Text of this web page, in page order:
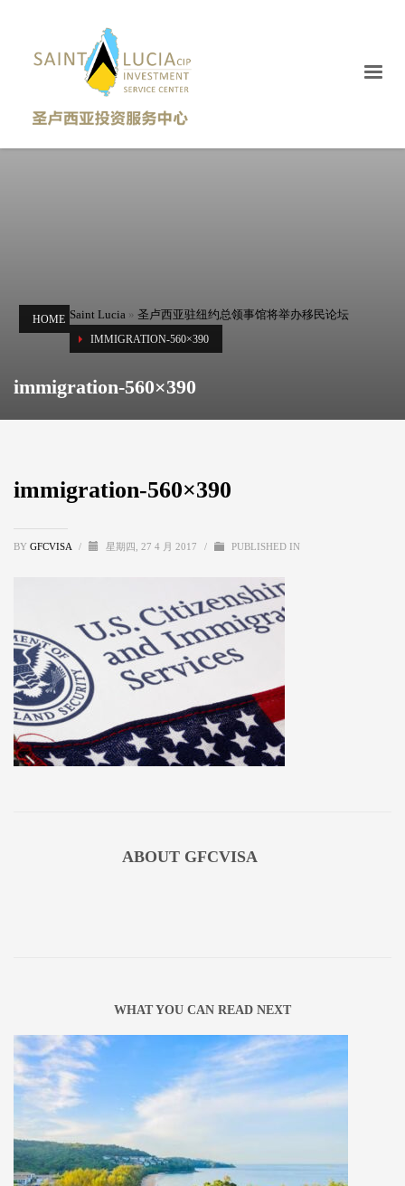
HOME Saint Lucia » 圣卢西亚驻纽约总领事馆将举办移民论坛
IMMIGRATION-560×390
immigration-560×390
immigration-560×390
BY GFCVISA / 星期四, 27 4 月 2017 / PUBLISHED IN
ABOUT GFCVISA
WHAT YOU CAN READ NEXT